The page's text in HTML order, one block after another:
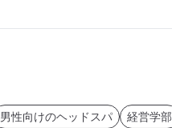
男性向けのヘッドスパ 経営学部